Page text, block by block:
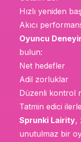
Hızlı yeniden
Akıcı
Oyuncu
bulun:
Net hedefler
Adil zorluklar
Düzenli kontrol
Tatmin edici
Sprunki Lairity,
unutulmaz bir